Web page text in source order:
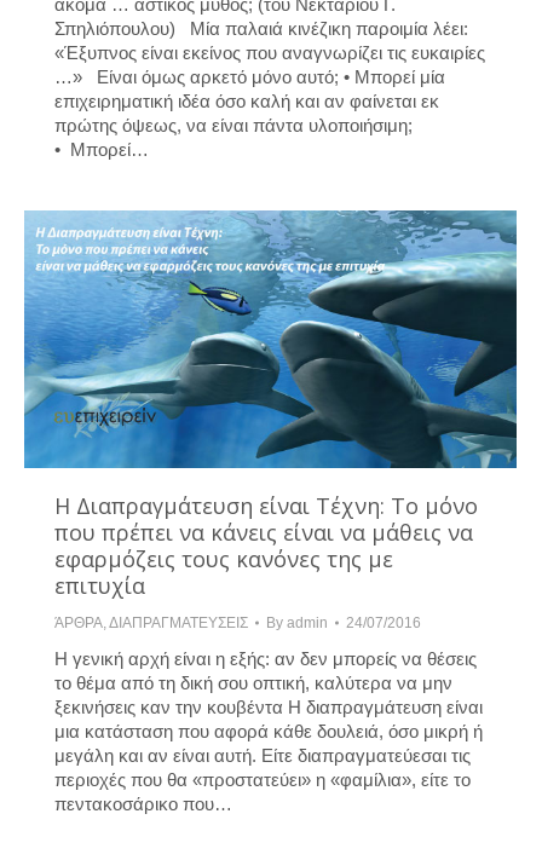
Σπηλιόπουλου) Μία παλαιά κινέζικη παροιμία λέει:
«Έξυπνος είναι εκείνος που αναγνωρίζει τις ευκαιρίες
…» Είναι όμως αρκετό μόνο αυτό; • Μπορεί μία
επιχειρηματική ιδέα όσο καλή και αν φαίνεται εκ
πρώτης όψεως, να είναι πάντα υλοποιήσιμη;
• Μπορεί…
Η Διαπραγμάτευση είναι Τέχνη: Το μόνο
που πρέπει να κάνεις είναι να μάθεις να
εφαρμόζεις τους κανόνες της με
επιτυχία
ΆΡΘΡΑ,ΔΙΑΠΡΑΓΜΑΤΕΥΣΕΙΣ By admin 24/07/2016
Η γενική αρχή είναι η εξής: αν δεν μπορείς να θέσεις
το θέμα από τη δική σου οπτική, καλύτερα να μην
ξεκινήσεις καν την κουβέντα Η διαπραγμάτευση είναι
μια κατάσταση που αφορά κάθε δουλειά, όσο μικρή ή
μεγάλη και αν είναι αυτή. Είτε διαπραγματεύεσαι τις
περιοχές που θα «προστατεύει» η «φαμίλια», είτε το
πεντακοσάρικο που…